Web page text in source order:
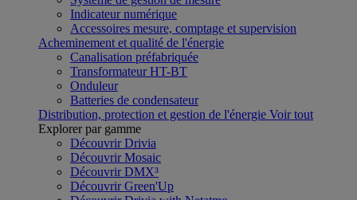
Indicateur numérique
Accessoires mesure, comptage et supervision
Acheminement et qualité de l'énergie
Canalisation préfabriquée
Transformateur HT-BT
Onduleur
Batteries de condensateur
Distribution, protection et gestion de l'énergie Voir tout
Explorer par gamme
Découvrir Drivia
Découvrir Mosaic
Découvrir DMX³
Découvrir Green'Up